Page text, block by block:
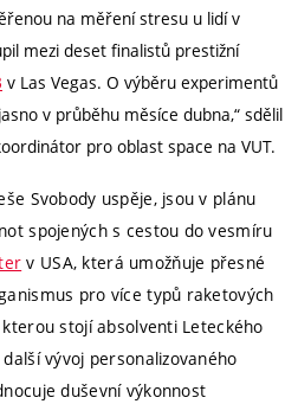
na měření stresu u lidí v
mezi deset finalistů prestižní
v Las Vegas. O výběru experimentů
v průběhu měsíce dubna,“ sdělil
pro oblast space na VUT.
Svobody uspěje, jsou v plánu
spojených s cestou do vesmíru
v USA, která umožňuje přesné
pro více typů raketových
stojí absolventi Leteckého
vývoj personalizovaného
duševní výkonnost